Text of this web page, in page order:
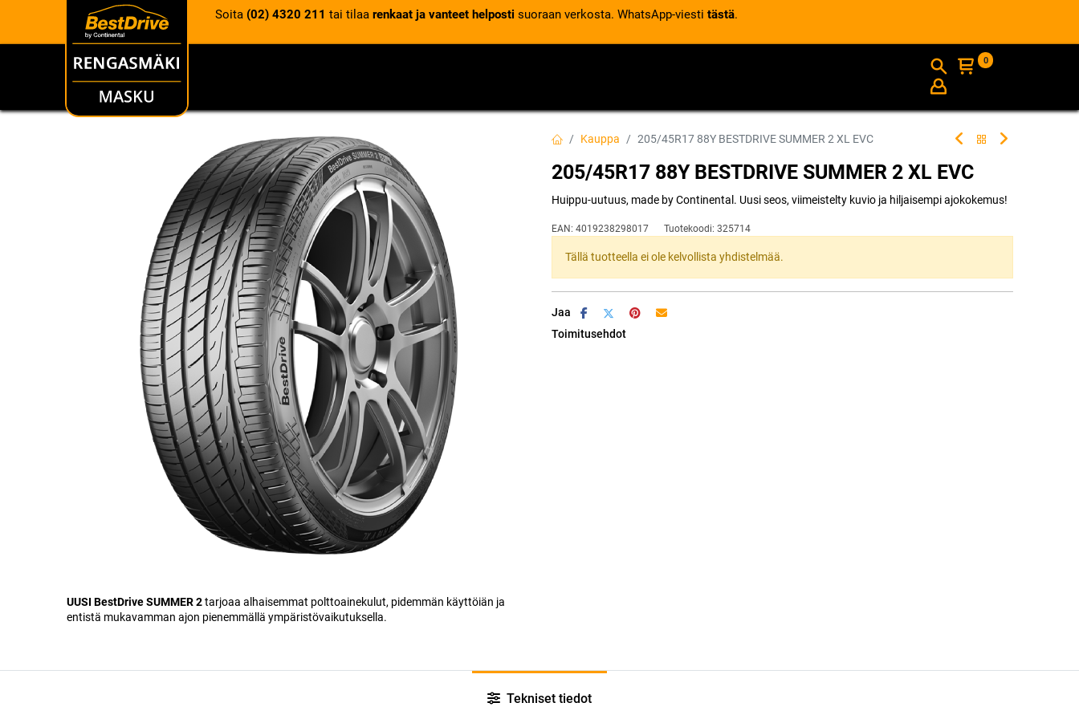
Soita (02) 4320 211 tai tilaa renkaat ja vanteet helposti suoraan verkosta. WhatsApp-viesti tästä.
RENKAAT INFO
0
UUSI BestDrive SUMMER 2tarjoaa alhaisemmat polttoainekulut, pidemmän käyttöiän ja
entistä mukavamman ajon pienemmällä ympäristövaikutuksella.
Kauppa 205/45R17 88Y BESTDRIVE SUMMER 2 XL EVC
205/45R17 88Y BESTDRIVE SUMMER 2 XL EVC
Huippu-uutuus, made by Continental. Uusi seos, viimeistelty kuvio ja hiljaisempi ajokokemus!
EAN: 4019238298017 Tuotekoodi: 325714
Tällä tuotteella ei ole kelvollista yhdistelmää.
Jaa
Toimitusehdot
Tekniset tiedot